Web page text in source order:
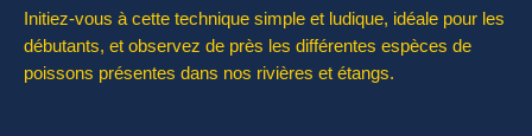
Initiez-vous à cette technique simple et ludique, idéale pour les
débutants, et observez de près les différentes espèces de
poissons présentes dans nos rivières et étangs.